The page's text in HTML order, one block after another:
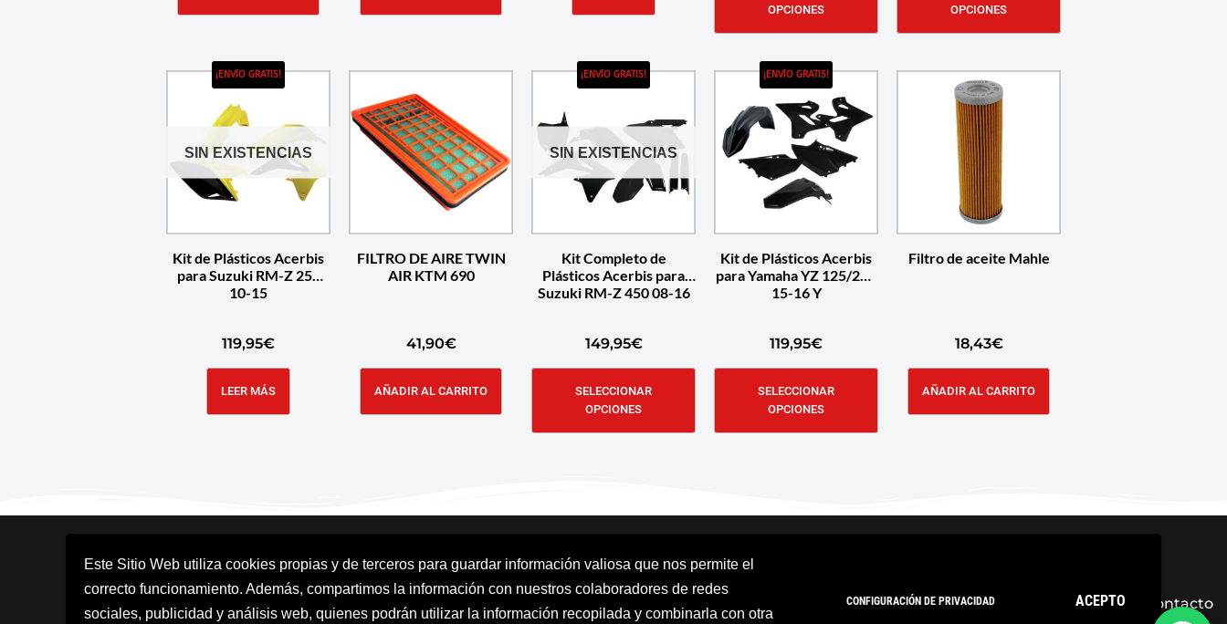
Este Sitio Web utiliza cookies propias y de terceros para guardar información valiosa que nos permite el
correcto funcionamiento. Además, compartimos la información con nuestros colaboradores de redes
sociales, publicidad y análisis web, quienes podrán utilizar la información recopilada y combinarla con otra
CONFIGURACIÓN DE PRIVACIDAD ACEPTO
OPCIONES
OPCIONES
SIN EXISTENCIAS
¡ENVÍO GRATIS!
Kit de Plásticos Acerbis
para Suzuki RM-Z 250
10-15
119,95€
LEER MÁS
FILTRO DE AIRE TWIN
AIR KTM 690
41,90€
AÑADIR AL CARRITO
SIN EXISTENCIAS
¡ENVÍO GRATIS!
Kit Completo de
Plásticos Acerbis para
Suzuki RM-Z 450 08-16
149,95€
SELECCIONAR
OPCIONES
¡ENVÍO GRATIS!
Kit de Plásticos Acerbis
para Yamaha YZ 125/250
15-16 Y
119,95€
SELECCIONAR
OPCIONES
Filtro de aceite Mahle
18,43€
AÑADIR AL CARRITO
Aviso Legal Política de cookies Política de privacidad Condiciones Generales Contacto